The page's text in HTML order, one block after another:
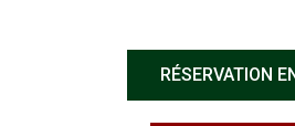
RÉSERVATION